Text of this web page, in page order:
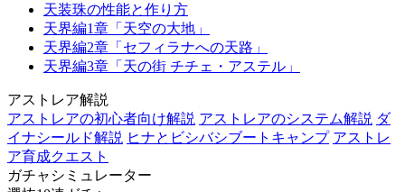
天装珠の性能と作り方
天界編1章「天空の大地」
天界編2章「セフィラナへの天路」
天界編3章「天の街 チチェ・アステル」
アストレア解説
アストレアの初心者向け解説 アストレアのシステム解説 ダ
イナシールド解説 ヒナとビシバシブートキャンプ アストレ
ア育成クエスト
ガチャシミュレーター